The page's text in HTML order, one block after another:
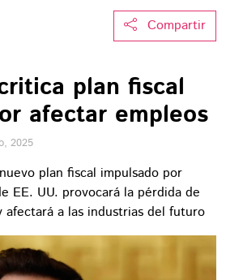
Compartir
plan fiscal
afectar empleos
2025
plan fiscal impulsado por
EE. UU. provocará la pérdida de
afectará a las industrias del futuro